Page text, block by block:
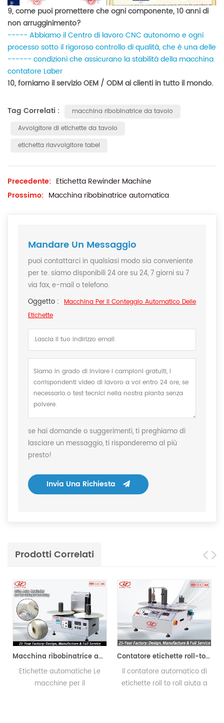
9, come puoi promettere che ogni componente, 10 anni di
non arrugginimento?
----- Abbiamo il Centro di lavoro CNC autonomo e ogni
processo sotto il rigoroso controllo di qualità, che è una delle
------ condizioni che assicurano la stabilità della macchina
contatore Laber
10, forniamo il servizio OEM / ODM ai clienti in tutto il mondo.
Tag Correlati :
macchina ribobinatrice da tavolo
Avvolgitore di etichette da tavolo
etichetta riavvolgitore tabel
Precedente: Etichetta Rewinder Machine
Prossimo: Macchina ribobinatrice automatica
Mandare Un Messaggio
puoi contattarci in qualsiasi modo sia conveniente
per te. siamo disponibili 24 ore su 24, 7 giorni su 7
via fax, e-mail o telefono.
Oggetto : Macchina Per Il Conteggio Automatico Delle
Etichette
se hai domande o suggerimenti, ti preghiamo di
lasciare un messaggio, ti risponderemo al più
presto!
Invia Una Richiesta
Prodotti Correlati
Macchina ribobinatrice automatica
automatiche Le
macchine per il
Contatore etichette roll-to-roll
Il contatore automatico di
etichette roll to roll aiuta a
La